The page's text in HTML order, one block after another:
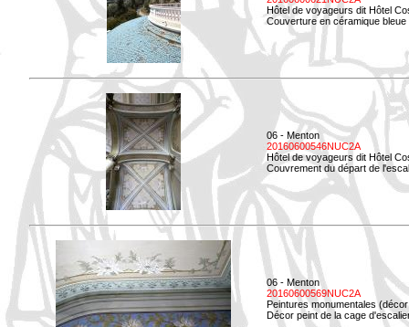
Hôtel de voyageurs dit Hôtel
Couverture en céramique
06 - Menton
20160600546NUC2A
Hôtel de voyageurs dit Hôtel
Couvrement du départ de
06 - Menton
20160600569NUC2A
Peintures monumentales
Décor peint de la cage